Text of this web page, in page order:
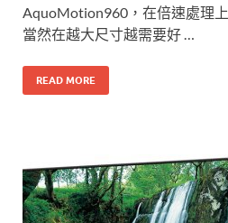
AquoMotion960，在倍速處理
當然在越大尺寸越需要好 …
READ MORE